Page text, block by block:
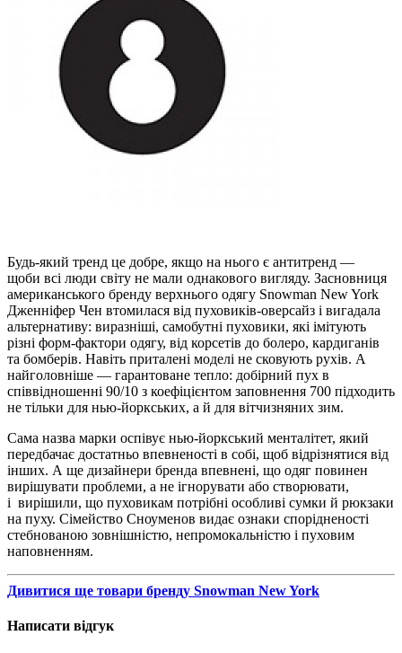
Будь-який тренд це добре, якщо на нього є антитренд —
щоби всі люди світу не мали однакового вигляду. Засновниця
американського бренду верхнього одягу Snowman New York
Дженніфер Чен втомилася від пуховиків-оверсайз і вигадала
альтернативу: виразніші, самобутні пуховики, які імітують
різні форм-фактори одягу, від корсетів до болеро, кардиганів
та бомберів. Навіть приталені моделі не сковують рухів. А
найголовніше — гарантоване тепло: добірний пух в
співвідношенні 90/10 з коефіцієнтом заповнення 700 підходить
не тільки для нью-йоркських, а й для вітчизняних зим.
Сама назва марки оспівує нью-йоркський менталітет, який
передбачає достатньо впевненості в собі, щоб відрізнятися від
інших. А ще дизайнери бренда впевнені, що одяг повинен
вирішувати проблеми, а не ігнорувати або створювати,
і вирішили, що пуховикам потрібні особливі сумки й рюкзаки
на пуху. Сімейство Сноуменов видає ознаки спорідненості
стебнованою зовнішністю, непромокальністю і пуховим
наповненням.
Дивитися ще товари бренду Snowman New York
Написати відгук